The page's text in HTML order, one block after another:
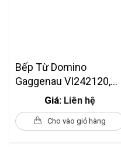
Bếp Từ Domino
Gaggenau VI242120,
Serie 200, 38 Cm
Giá: Liên hệ
Cho vào giỏ hàng